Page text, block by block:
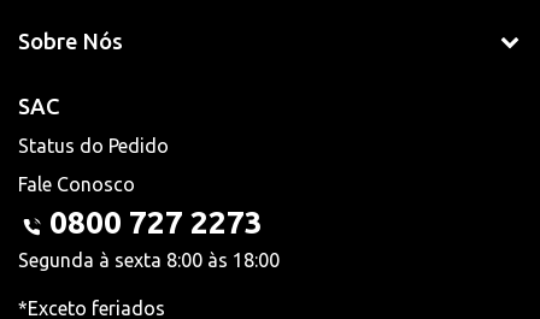
Sobre Nós
SAC
Status do Pedido
Fale Conosco
0800 727 2273
Segunda à sexta 8:00 às 18:00
*Exceto feriados